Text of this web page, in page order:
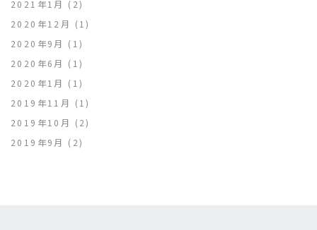
2021年1月
(2)
2020年12月
(1)
2020年9月
(1)
2020年6月
(1)
2020年1月
(1)
2019年11月
(1)
2019年10月
(2)
2019年9月
(2)